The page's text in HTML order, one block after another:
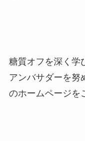
糖質オフを深く学
アンバサダーを努
のホームページを